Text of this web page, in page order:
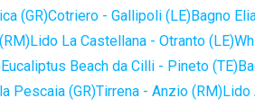
(GR)Cotriero - Gallipoli (LE)Bagno
Lido La Castellana - Otranto (LE)
Eucaliptus Beach da Cilli - Pineto (TE)
Pescaia (GR)Tirrena - Anzio (RM)Lido